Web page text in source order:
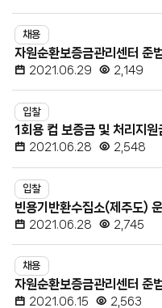
수
채용
자원순환보증금관리센터 준
2021.06.29 2,149
입찰
1회용 컵 보증금 및 처리지
2021.06.28 2,548
입찰
빈용기반환수집소(제주도)
2021.06.28 2,745
채용
자원순환보증금관리센터 준
2021.06.15 2,563